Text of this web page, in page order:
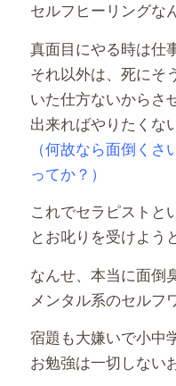
セルフヒーリングな
真面目にやる時は仕
それ以外は、死にそ
いた仕方ないからさ
出来ればやりたくない
（何故なら面倒く
ってか？）
これでセラピストと
とお叱りを受けよう
なんせ、本当に面倒
メンタル系のセルフ
宿題も大嫌いで小中
お勉強は一切しない